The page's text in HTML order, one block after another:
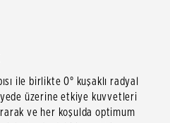
ile birlikte 0° kuşaklı radyal
üzerine etkiye kuvvetleri
ve her koşulda optimum